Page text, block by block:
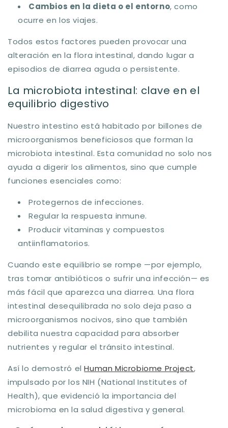
Cambios en la dieta o el entorno, como
ocurre en los viajes.
Todos estos factores pueden provocar una
alteración en la flora intestinal, dando lugar a
episodios de diarrea aguda o persistente.
La microbiota intestinal: clave en el
equilibrio digestivo
Nuestro intestino está habitado por billones de
microorganismos beneficiosos que forman la
microbiota intestinal. Esta comunidad no solo nos
ayuda a digerir los alimentos, sino que cumple
funciones esenciales como:
Protegernos de infecciones.
Regular la respuesta inmune.
Producir vitaminas y compuestos
antiinflamatorios.
Cuando este equilibrio se rompe —por ejemplo,
tras tomar antibióticos o sufrir una infección— es
más fácil que aparezca una diarrea. Una flora
intestinal desequilibrada no solo deja paso a
microorganismos nocivos, sino que también
debilita nuestra capacidad para absorber
nutrientes y regular el tránsito intestinal.
Así lo demostró elHuman Microbiome Project,
impulsado por los NIH (National Institutes of
Health), que evidenció la importancia del
microbioma en la salud digestiva y general.